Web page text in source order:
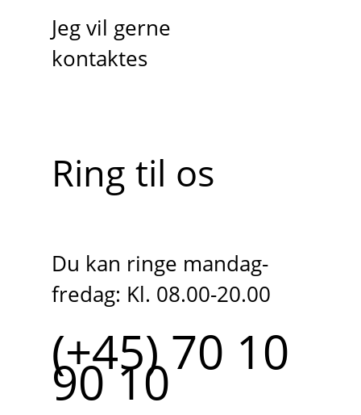
Jeg vil gerne
kontaktes
Ring til os
Du kan ringe mandag-
fredag: Kl. 08.00-20.00
(+45) 70 10
90 10